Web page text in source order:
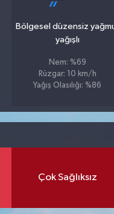
Bölgesel düzensiz
yağışlı
Nem: %69
Rüzgar: 10 km/h
Yağış Olasılığı: %86
Çok Sağlıksız